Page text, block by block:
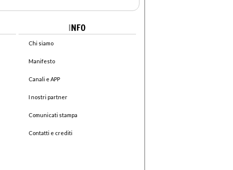
INFO
Chi siamo
Manifesto
Canali e APP
I nostri partner
Comunicati stampa
Contatti e crediti